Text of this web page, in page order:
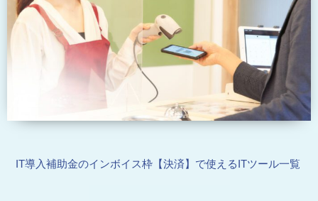
IT導入補助金のインボイス枠【決済】で使えるITツール一覧